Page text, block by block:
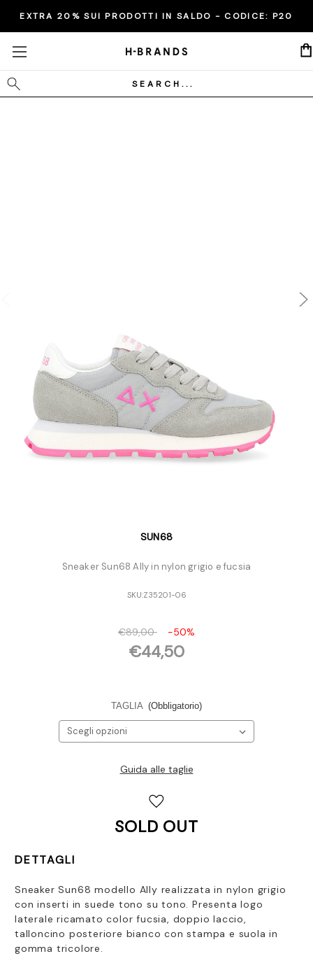
EXTRA 20% SUI PRODOTTI IN SALDO - CODICE: P20
Cerca
SUN68
Sneaker Sun68 Ally in nylon grigio e fucsia
SKU:Z35201-06
€89,00 -50%
€44,50
TAGLIA (Obbligatorio)
Guida alle taglie
SOLD OUT
DETTAGLI
Sneaker Sun68 modello Ally realizzata in nylon grigio
con inserti in suede tono su tono. Presenta logo
laterale ricamato color fucsia, doppio laccio,
talloncino posteriore bianco con stampa e suola in
gomma tricolore.